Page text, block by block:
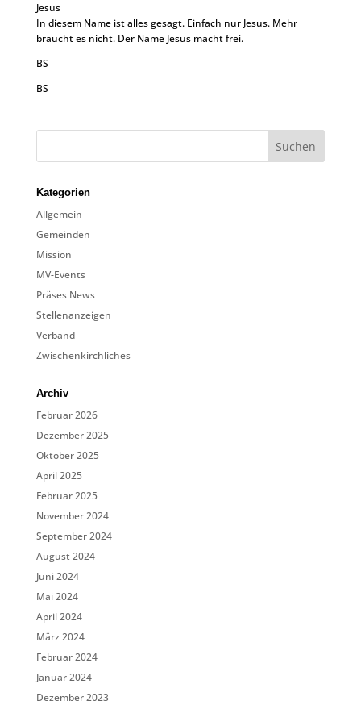
Jesus
In diesem Name ist alles gesagt. Einfach nur Jesus. Mehr
braucht es nicht. Der Name Jesus macht frei.
BS
BS
Kategorien
Allgemein
Gemeinden
Mission
MV-Events
Präses News
Stellenanzeigen
Verband
Zwischenkirchliches
Archiv
Februar 2026
Dezember 2025
Oktober 2025
April 2025
Februar 2025
November 2024
September 2024
August 2024
Juni 2024
Mai 2024
April 2024
März 2024
Februar 2024
Januar 2024
Dezember 2023